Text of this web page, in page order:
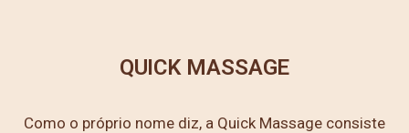
QUICK MASSAGE
Como o próprio nome diz, a Quick Massage consiste